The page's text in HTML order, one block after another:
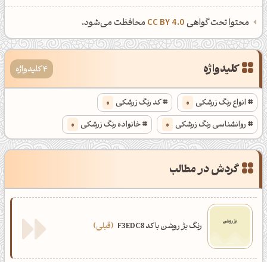
محتوا تحت گواهیCC BY 4.0 محافظت می‌شود.
کلیدواژه 4 کلیدواژه
انواع رنگ زرشکی 0 کد رنگ زرشکی 0
روانشناسی رنگ زرشکی 0 خانواده رنگ زرشکی 0
گردش در مطالب
رنگ بژ روشن با کد F3EDC8 قبلی